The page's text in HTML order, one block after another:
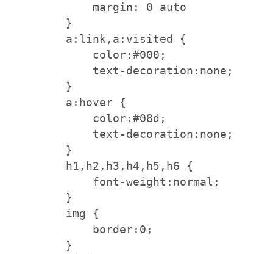
            margin: 0 auto
        }
        a:link,a:visited {
            color:#000;
            text-decoration:none;
        }
        a:hover {
            color:#08d;
            text-decoration:none;
        }
        h1,h2,h3,h4,h5,h6 {
            font-weight:normal;
        }
        img {
            border:0;
        }